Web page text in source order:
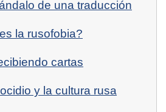
de una traducción
la rusofobia?
cartas
y la cultura rusa